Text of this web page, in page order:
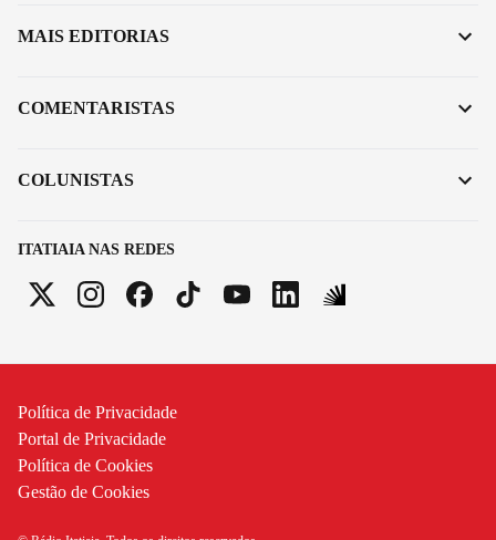
ITATIAIA NAS REDES
MAIS EDITORIAS
COMENTARISTAS
COLUNISTAS
Política de Privacidade
Portal de Privacidade
Política de Cookies
Gestão de Cookies